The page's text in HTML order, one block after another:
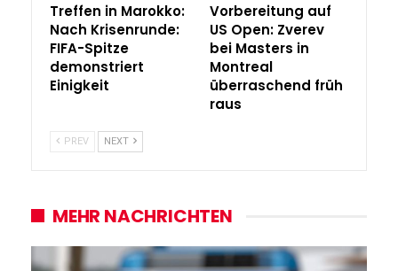
Treffen in Marokko:
Nach Krisenrunde:
FIFA-Spitze
demonstriert
Einigkeit
Vorbereitung auf
US Open: Zverev
bei Masters in
Montreal
überraschend früh
raus
PREV NEXT
MEHR NACHRICHTEN